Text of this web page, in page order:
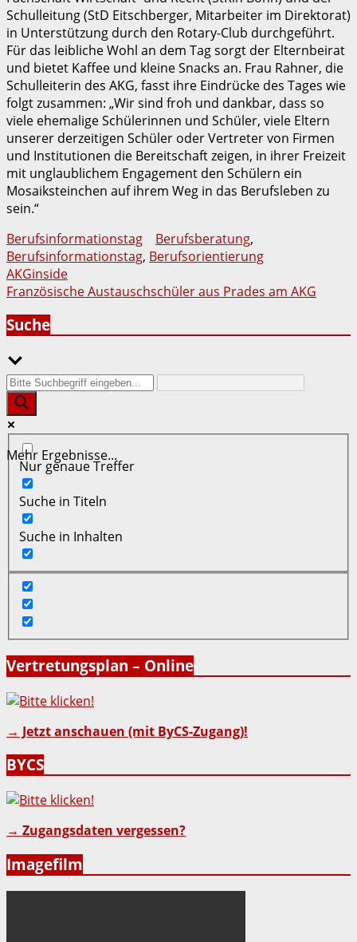
Schulleitung (StD Eitschberger, Mitarbeiter im Direktorat)
in Unterstützung durch den Rotary-Club durchgeführt.
Für das leibliche Wohl an dem Tag sorgt der Elternbeirat
und bietet Kaffee und kleine Snacks an. Frau Rahner, die
Schulleiterin des AKG, fasst ihre Eindrücke des Tages wie
folgt zusammen: „Wir sind froh und dankbar, dass so
viele ehemalige Schülerinnen und Schüler, viele Eltern
unserer derzeitigen Schüler oder Vertreter von Firmen
und Institutionen die Bereitschaft zeigen, in ihrer Freizeit
mit unglaublichem Engagement den Schülern ein
Mosaiksteinchen auf ihrem Weg in das Berufsleben zu
sein.“
Berufsinformationstag
Berufsberatung,
Berufsinformationstag, Berufsorientierung
Beitragsnavigation
AKGinside
Französische Austauschschüler aus Prades am AKG
Suche
Mehr Ergebnisse...
Nur genaue Treffer
Suche in Titeln
Suche in Inhalten
Vertretungsplan – Online
→ Jetzt anschauen (mit ByCS-Zugang)!
BYCS
→ Zugangsdaten vergessen?
Imagefilm